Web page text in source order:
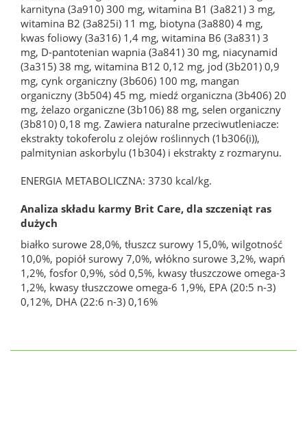
karnityna (3a910) 300 mg, witamina B1 (3a821) 3 mg,
witamina B2 (3a825i) 11 mg, biotyna (3a880) 4 mg,
kwas foliowy (3a316) 1,4 mg, witamina B6 (3a831) 3
mg, D-pantotenian wapnia (3a841) 30 mg, niacynamid
(3a315) 38 mg, witamina B12 0,12 mg, jod (3b201) 0,9
mg, cynk organiczny (3b606) 100 mg, mangan
organiczny (3b504) 45 mg, miedź organiczna (3b406) 20
mg, żelazo organiczne (3b106) 88 mg, selen organiczny
(3b810) 0,18 mg. Zawiera naturalne przeciwutleniacze:
ekstrakty tokoferolu z olejów roślinnych (1b306(i)),
palmitynian askorbylu (1b304) i ekstrakty z rozmarynu.
ENERGIA METABOLICZNA: 3730 kcal/kg.
Analiza składu karmy Brit Care, dla szczeniąt ras
dużych
białko surowe 28,0%, tłuszcz surowy 15,0%, wilgotność
10,0%, popiół surowy 7,0%, włókno surowe 3,2%, wapń
1,2%, fosfor 0,9%, sód 0,5%, kwasy tłuszczowe omega-3
1,2%, kwasy tłuszczowe omega-6 1,9%, EPA (20:5 n-3)
0,12%, DHA (22:6 n-3) 0,16%